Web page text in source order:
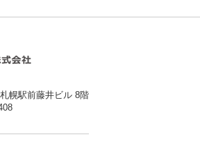
幌駅前藤井ビル 8階